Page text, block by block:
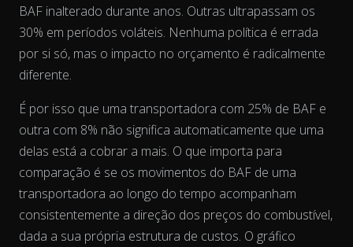
BAF inalterado durante anos. Outras ultrapassam os
30% em períodos voláteis. Nenhuma política é errada
por si só, mas o impacto no orçamento é radicalmente
diferente.
É por isso que uma transportadora com 25% de BAF e
outra com 8% não significa automaticamente que uma
delas está a cobrar a mais. O que importa para
comparação é se os movimentos do BAF de uma
transportadora ao longo do tempo acompanham
consistentemente a direção dos preços do combustível,
dada a sua própria estrutura de custos. O gráfico